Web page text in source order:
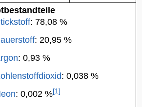
: 78,08 %
: 20,95 %
: 0,93 %
: 0,038 %
: 0,002 %[1]